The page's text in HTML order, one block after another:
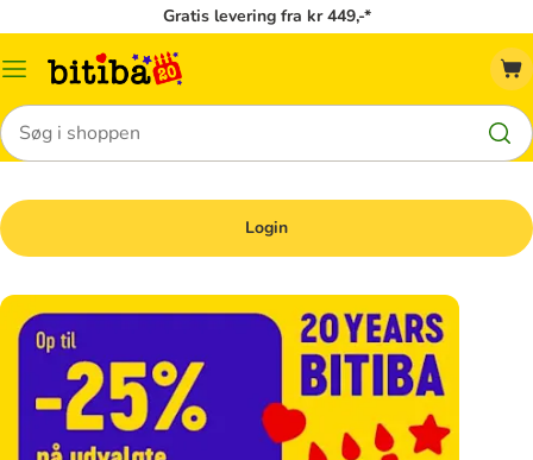
Gratis levering fra kr 449,-*
Menu
Søg
Login